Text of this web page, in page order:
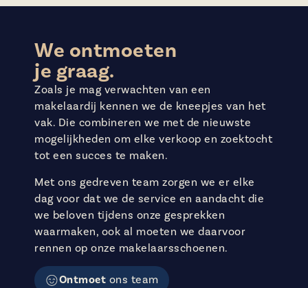
We ontmoeten
je graag.
Zoals je mag verwachten van een
makelaardij kennen we de kneepjes van het
vak. Die combineren we met de nieuwste
mogelijkheden om elke verkoop en zoektocht
tot een succes te maken.
Met ons gedreven team zorgen we er elke
dag voor dat we de service en aandacht die
we beloven tijdens onze gesprekken
waarmaken, ook al moeten we daarvoor
rennen op onze makelaarsschoenen.
Ontmoet ons team